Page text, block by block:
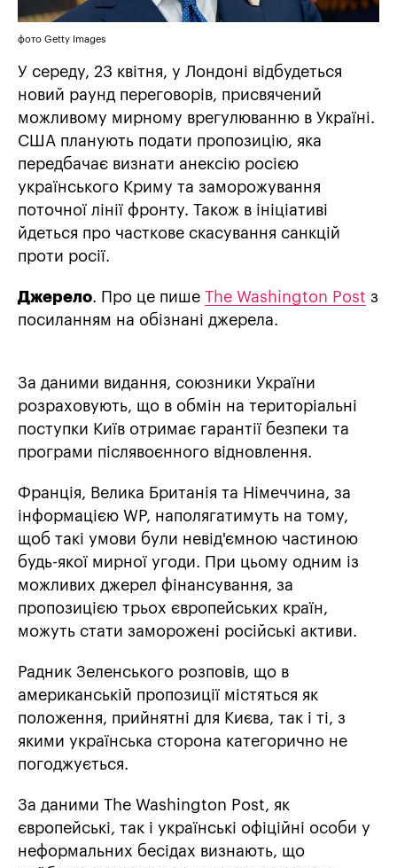
фото Getty Images
У середу, 23 квітня, у Лондоні відбудеться
новий раунд переговорів, присвячений
можливому мирному врегулюванню в Україні.
США планують подати пропозицію, яка
передбачає визнати анексію росією
українського Криму та заморожування
поточної лінії фронту. Також в ініціативі
йдеться про часткове скасування санкцій
проти росії.
Джерело. Про це пише The Washington Post з
посиланням на обізнані джерела.
За даними видання, союзники України
розраховують, що в обмін на територіальні
поступки Київ отримає гарантії безпеки та
програми післявоєнного відновлення.
Франція, Велика Британія та Німеччина, за
інформацією WP, наполягатимуть на тому,
щоб такі умови були невід'ємною частиною
будь-якої мирної угоди. При цьому одним із
можливих джерел фінансування, за
пропозицією трьох європейських країн,
можуть стати заморожені російські активи.
Радник Зеленського розповів, що в
американській пропозиції містяться як
положення, прийнятні для Києва, так і ті, з
якими українська сторона категорично не
погоджується.
За даними The Washington Post, як
європейські, так і українські офіційні особи у
неформальних бесідах визнають, що